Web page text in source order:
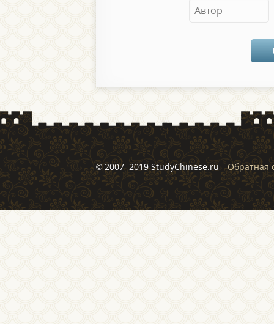
© 2007–2019 StudyChinese.ru Обратная